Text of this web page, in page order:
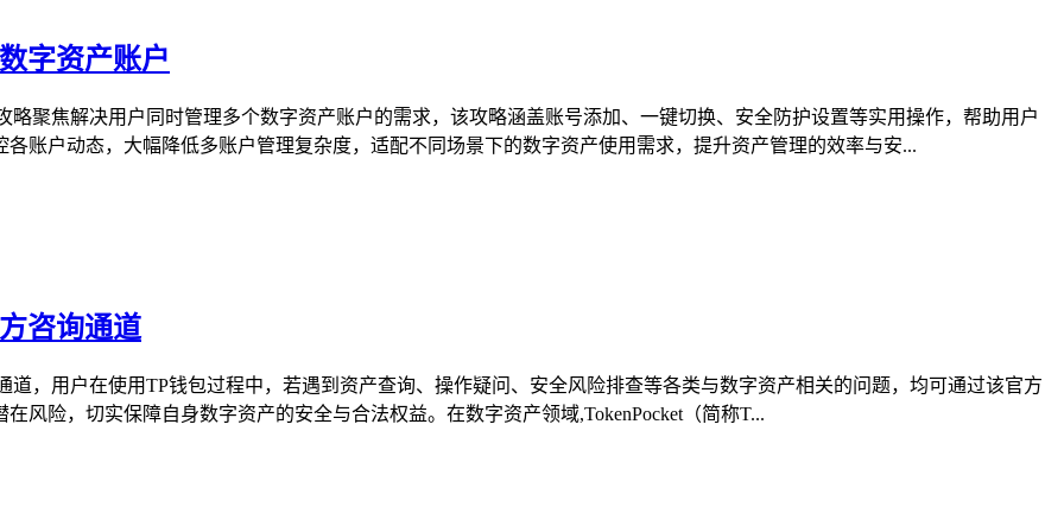
字资产账户
聚焦解决用户同时管理多个数字资产账户的需求，该攻略涵盖账号添加、一键切换、安全防护设置等实用操作，帮助用户
账户动态，大幅降低多账户管理复杂度，适配不同场景下的数字资产使用需求，提升资产管理的效率与安...
咨询通道
，用户在使用TP钱包过程中，若遇到资产查询、操作疑问、安全风险排查等各类与数字资产相关的问题，均可通过该官方
风险，切实保障自身数字资产的安全与合法权益。在数字资产领域,TokenPocket（简称T...